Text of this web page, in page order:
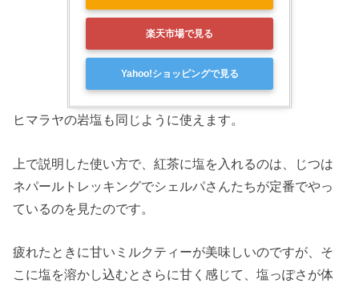
楽天市場で見る
Yahoo!ショッピングで見る
ヒマラヤの岩塩も同じように使えます。
上で説明した使い方で、紅茶に塩を入れるのは、じつは
ネパールトレッキングでシェルパさんたちが定番でやっ
ているのを見たのです。
疲れたときに甘いミルクティーが美味しいのですが、そ
こに塩を溶かし込むとさらに甘く感じて、塩っぽさが体